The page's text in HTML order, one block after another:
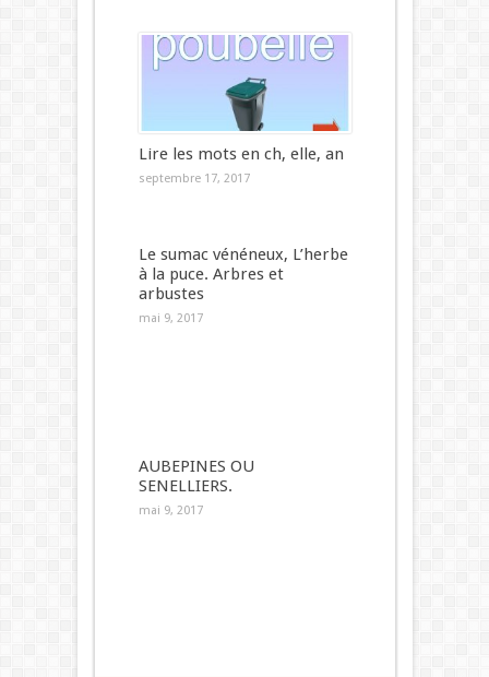
Lire les mots en ch, elle, an
septembre 17, 2017
Le sumac vénéneux, L’herbe
à la puce. Arbres et
arbustes
mai 9, 2017
AUBEPINES OU
SENELLIERS.
mai 9, 2017